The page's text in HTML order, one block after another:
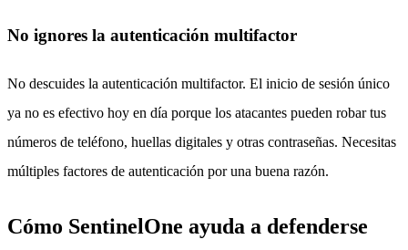
No ignores la autenticación multifactor
No descuides la autenticación multifactor. El inicio de sesión único
ya no es efectivo hoy en día porque los atacantes pueden robar tus
números de teléfono, huellas digitales y otras contraseñas. Necesitas
múltiples factores de autenticación por una buena razón.
Cómo SentinelOne ayuda a defenderse